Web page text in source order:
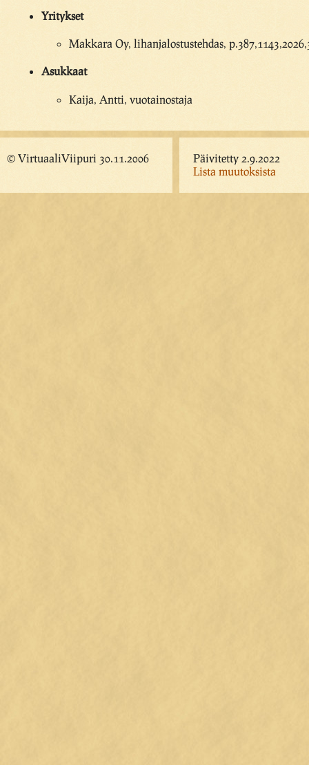
Yritykset
Makkara Oy, lihanjalostustehdas,
Asukkaat
Kaija, Antti, vuotainostaja
© VirtuaaliViipuri 30.11.2006
Päivitetty 2.9.2022
Lista muutoksista